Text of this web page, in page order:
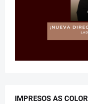
IMPRESOS AS COLOR